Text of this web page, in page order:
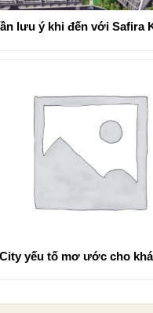
lưu ý khi đến với Safira
yếu tố mơ ước cho